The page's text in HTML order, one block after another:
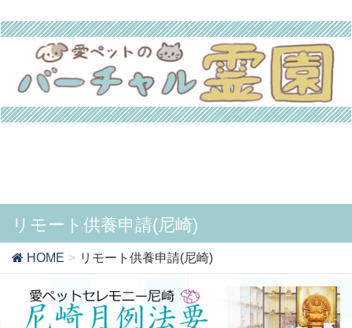
リモート供養申請(尼崎)
HOME リモート供養申請(尼崎)